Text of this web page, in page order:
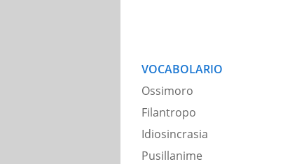
VOCABOLARIO
Ossimoro
Filantropo
Idiosincrasia
Pusillanime